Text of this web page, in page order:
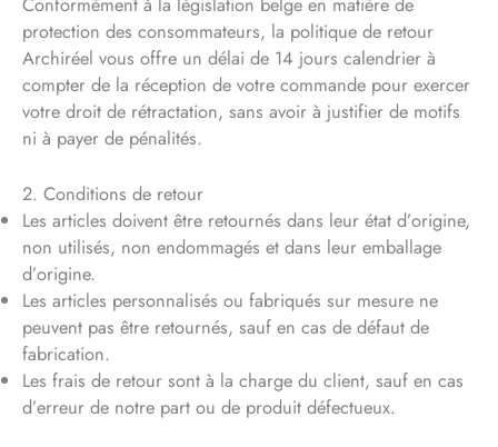
protection des consommateurs, la politique de retour
Archiréel vous offre un délai de 14 jours calendrier à
compter de la réception de votre commande pour exercer
votre droit de rétractation, sans avoir à justifier de motifs
ni à payer de pénalités.
2. Conditions de retour
Les articles doivent être retournés dans leur état d’origine,
non utilisés, non endommagés et dans leur emballage
d’origine.
Les articles personnalisés ou fabriqués sur mesure ne
peuvent pas être retournés, sauf en cas de défaut de
fabrication.
Les frais de retour sont à la charge du client, sauf en cas
d’erreur de notre part ou de produit défectueux.